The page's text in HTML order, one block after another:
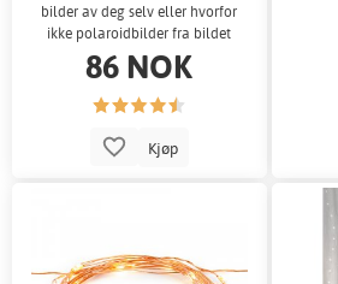
bilder av deg selv eller hvorfor
ikke polaroidbilder fra bildet
86 NOK
Kjøp